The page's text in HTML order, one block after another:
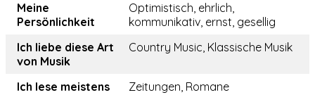
Meine
Persönlichkeit
Optimistisch, ehrlich,
kommunikativ, ernst, gesellig
Ich liebe diese Art
von Musik
Country Music, Klassische Musik
Ich lese meistens
Zeitungen, Romane